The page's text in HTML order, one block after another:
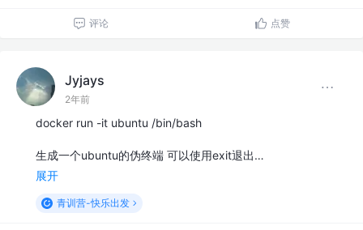
评论 点赞
Jyjays
2年前
docker run -it ubuntu /bin/bash
生成一个ubuntu的伪终端 可以使用exit退出…
展开
青训营-快乐出发